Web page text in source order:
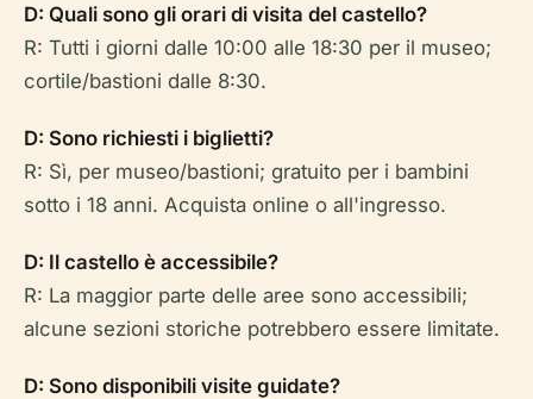
D: Quali sono gli orari di visita del castello?
R: Tutti i giorni dalle 10:00 alle 18:30 per il museo;
cortile/bastioni dalle 8:30.
D: Sono richiesti i biglietti?
R: Sì, per museo/bastioni; gratuito per i bambini
sotto i 18 anni. Acquista online o all'ingresso.
D: Il castello è accessibile?
R: La maggior parte delle aree sono accessibili;
alcune sezioni storiche potrebbero essere limitate.
D: Sono disponibili visite guidate?